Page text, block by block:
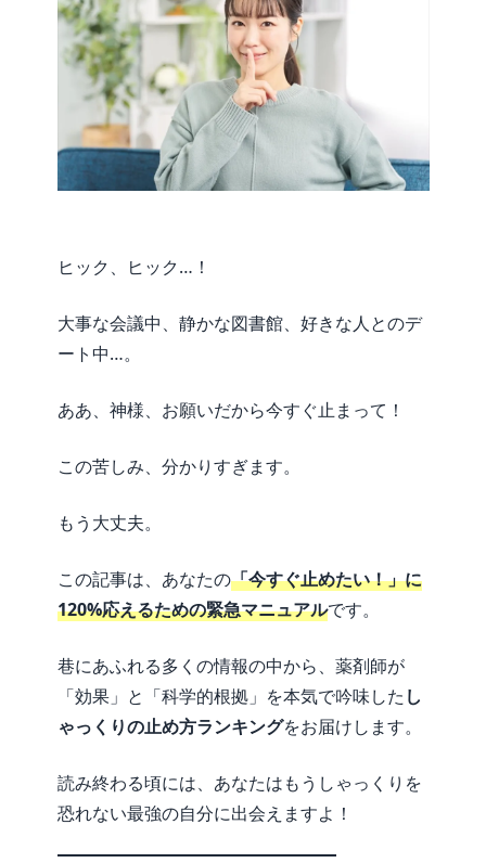
ヒック、ヒック…！
大事な会議中、静かな図書館、好きな人とのデ
ート中…。
ああ、神様、お願いだから今すぐ止まって！
この苦しみ、分かりすぎます。
もう大丈夫。
この記事は、あなたの「今すぐ止めたい！」に
120%応えるための緊急マニュアルです。
巷にあふれる多くの情報の中から、薬剤師が
「効果」と「科学的根拠」を本気で吟味した し
ゃっくりの止め方ランキングをお届けします。
読み終わる頃には、あなたはもうしゃっくりを
恐れない最強の自分に出会えますよ！